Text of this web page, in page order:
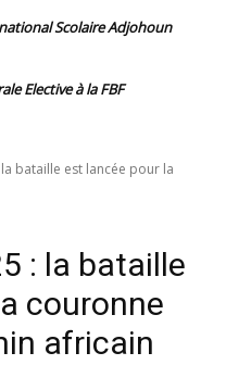
Scolaire Adjohoun
Elective à la FBF